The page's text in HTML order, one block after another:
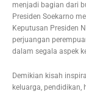
menjadi bagian dari
Presiden Soekarno
Keputusan Presiden
perjuangan
dalam segala aspek
Demikian kisah
keluarga,